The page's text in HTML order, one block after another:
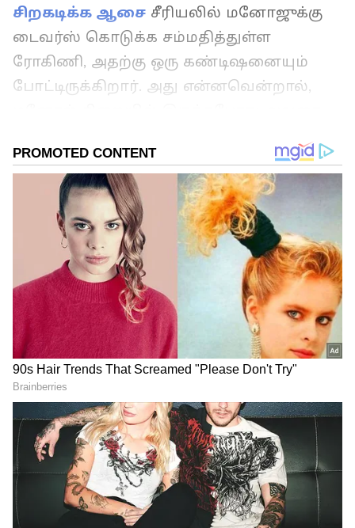
சிறகடிக்க ஆசை சீரியலில் மனோஜுக்கு
டைவர்ஸ் கொடுக்க சம்மதித்துள்ள
ரோகிணி, அதற்கு ஒரு கண்டிஷனையும்
போட்டிருக்கிறார். அது என்னவென்றால்,
லட்சம் ரூபாயை தன்னிடம் திருப்பி
கொடுத்தால், உடனே டைவர்ஸ் பேப்பரில்
கையெழுத்து போட்டு கொடுக்கிறேன் என
கூறிவிடுகிறார். இதனால் அந்த பணத்தை
எப்படியாவது ரெடி பண்ணி கொடுக்க
வேண்டும் என முடிவெடுத்துள்ளார் மனோஜ்.
இதையடுத்து இன்றைய எபிசோடில் என்ன
நடந்தது என்பதை பார்க்கலாம்.
Pandian Stores 2 : அரசியை மிரட்டிய
குமார்... அடிச்சு ஓடவிட்ட பாண்டியன் -
சக்திவேல் செய்யும் சூழ்ச்சி என்ன?
ஏசியாநெட் தமிழ்-ஐ உங்கள் முதன்மைத்
தேர்வாக்குங்கள்